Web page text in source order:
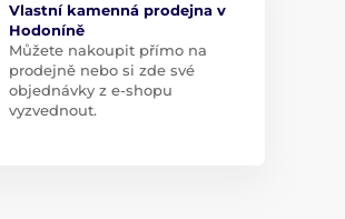
Vlastní kamenná prodejna v
Hodoníně
Můžete nakoupit přímo na
prodejně nebo si zde své
objednávky z e-shopu
vyzvednout.